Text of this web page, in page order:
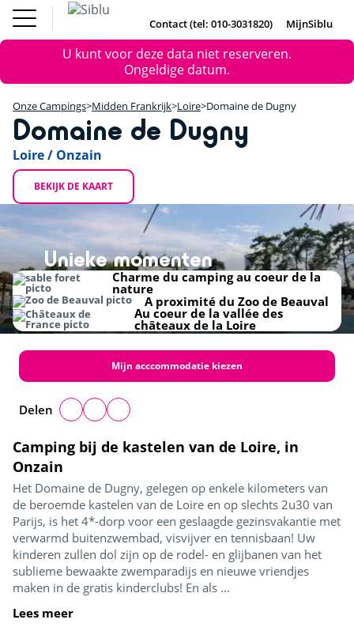
Overslaan
en
naar
gaan
Fun Pass
Parken)
Kopen
DE FR IE EN
Onze Campings
Vakantie Inspiratie
Aanbiedingen
Accommodaties / Kampeerplaatsen
Ontdek Siblu
Fun Pass (Franse Parken)
Chalet Kopen
DE FR IE
Contact (tel: 010-3031820) MijnSiblu
FoutmeldingU kunt voor deze data niet reserveren.
Ongeldige datum.
Onze Campings Midden Frankrijk Loire Domaine de Dugny
Domaine de Dugny
Loire / Onzain
BEKIJK DE KAART
−
Unieke momenten
Camping bij de kastelen van de Loire, in
Onzain
Het Domaine de Dugny, gelegen op enkele kilometers van
de beroemde kastelen van de Loire en op slechts 2u30 van
Parijs, is het 4*-dorp voor een geslaagde gezinsvakantie met
verwarmd buitenzwembad, visvijver en tennisbaan! Uw
kinderen zullen dol zijn op de rodel- en glijbanen van het
sublieme bewaakte zwemparadijs en nieuwe vriendjes
maken in de gratis kinderclubs! En als ...
Lees meer
Charme du camping au coeur de la
nature
A proximité du Zoo de Beauval
Au coeur de la vallée des
châteaux de la Loire
Mijn acccommodatie kiezen
Delen